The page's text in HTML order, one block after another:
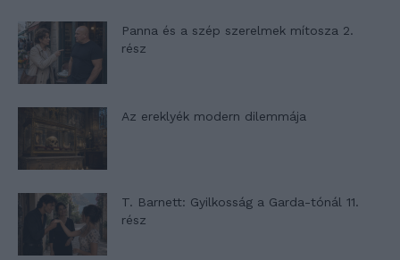
Panna és a szép szerelmek mítosza 2.
rész
Az ereklyék modern dilemmája
T. Barnett: Gyilkosság a Garda-tónál 11.
rész